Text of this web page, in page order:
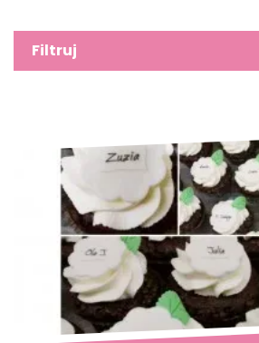
Filtruj